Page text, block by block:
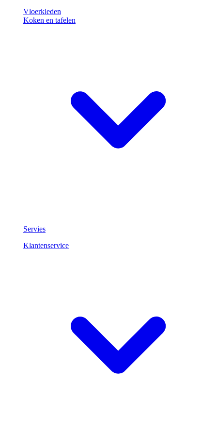
Vloerkleden
Koken en tafelen
Servies
Klantenservice